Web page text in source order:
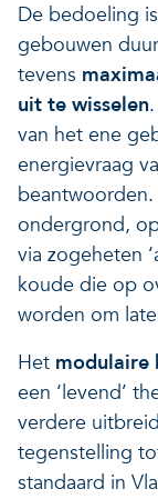
De bedoeling
gebouwen
tevens
uit te wisselen
van het ene
energievraag
ondergrond,
via zogeheten
koude die op
worden om
Het modulaire
een ‘levend’
verdere
tegenstelling
standaard in